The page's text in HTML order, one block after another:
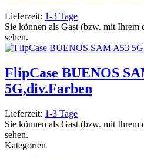
Lieferzeit: 1-3 Tage
Sie können als Gast (bzw. mit Ihrem
sehen.
FlipCase BUENOS
5G,div.Farben
Lieferzeit: 1-3 Tage
Sie können als Gast (bzw. mit Ihrem
sehen.
Kategorien